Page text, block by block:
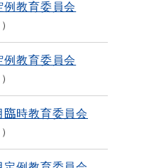
例教育委員会
例教育委員会
臨時教育委員会